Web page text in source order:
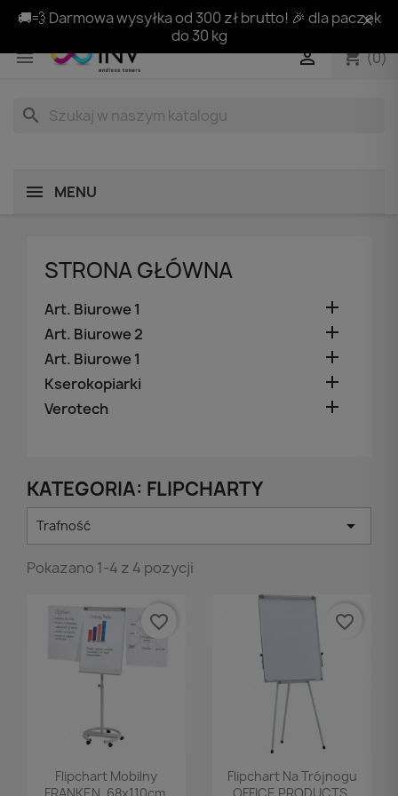
🚚💨 Darmowa wysyłka od 300 zł brutto! 🎉 dla paczek
do 30 kg
 shopping_cart(0)

search
MENU
STRONA GŁÓWNA
Art. Biurowe 1 
Art. Biurowe 2 
Art. Biurowe 1 
Kserokopiarki 
Verotech 
KATEGORIA: FLIPCHARTY
Trafność 
Pokazano 1-4 z 4 pozycji
Podgląd
Flipchart Mobilny
favorite_border
Podgląd
Flipchart Na Trójnogu
favorite_border